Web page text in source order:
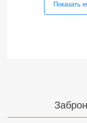
Показать
Сетевые отели